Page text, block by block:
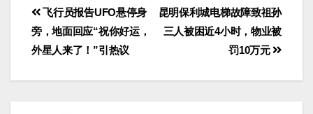
昆明保利城电梯故障致祖孙
三人被困近4小时，物业被
罚10万元
飞行员报告UFO悬停身
旁，地面回应“祝你好运，
外星人来了！”引热议